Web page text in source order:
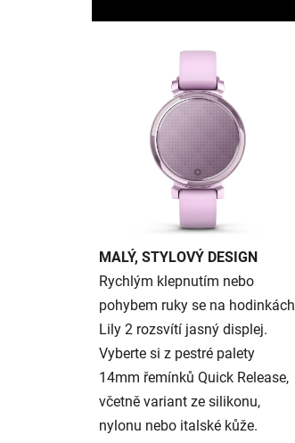
MALÝ, STYLOVÝ DESIGN
Rychlým klepnutím nebo
pohybem ruky se na hodinkách
Lily 2 rozsvítí jasný displej.
Vyberte si z pestré palety
14mm řemínků Quick Release,
včetně variant ze silikonu,
nylonu nebo italské kůže.